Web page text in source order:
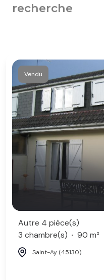
recherche
Vendu
Autre 4 pièce(s)
3 chambre(s)
90 m²
Saint-Ay (45130)